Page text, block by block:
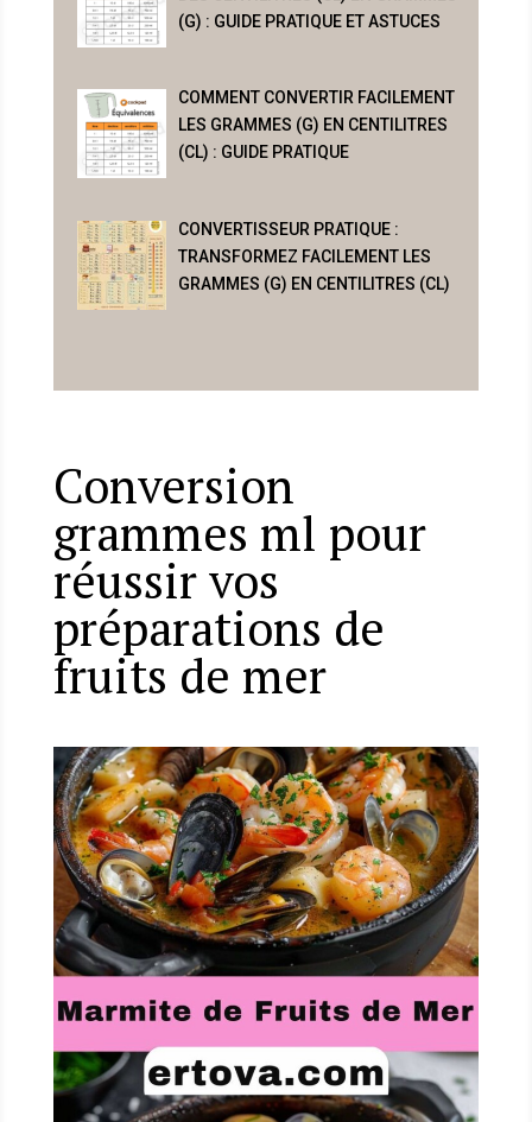
(G) : GUIDE PRATIQUE ET ASTUCES
COMMENT CONVERTIR FACILEMENT
LES GRAMMES (G) EN CENTILITRES
(CL) : GUIDE PRATIQUE
CONVERTISSEUR PRATIQUE :
TRANSFORMEZ FACILEMENT LES
GRAMMES (G) EN CENTILITRES (CL)
Conversion
grammes ml pour
réussir vos
préparations de
fruits de mer